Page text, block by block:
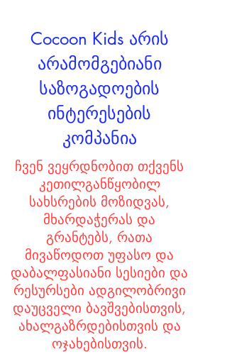
Cocoon Kids არის
არამომგებიანი
საზოგადოების
ინტერესების
კომპანია
ჩვენ ვეყრდნობით თქვენს
კეთილგანწყობილ
სახსრების მოზიდვას,
მხარდაჭერას და
გრანტებს, რათა
მივაწოდოთ უფასო და
დაბალფასიანი სესიები და
რესურსები ადგილობრივი
დაუცველი ბავშვებისთვის,
ახალგაზრდებისთვის და
ოჯახებისთვის.